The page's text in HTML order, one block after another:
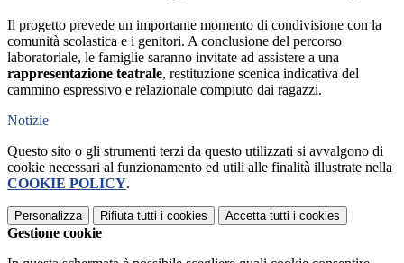
Il progetto prevede un importante momento di condivisione con la
comunità scolastica e i genitori. A conclusione del percorso
laboratoriale, le famiglie saranno invitate ad assistere a una
rappresentazione teatrale, restituzione scenica indicativa del
cammino espressivo e relazionale compiuto dai ragazzi.
Notizie
Questo sito o gli strumenti terzi da questo utilizzati si avvalgono di
cookie necessari al funzionamento ed utili alle finalità illustrate nella
COOKIE POLICY.
Personalizza Rifiuta tutti i cookies Accetta tutti i cookies
Gestione cookie